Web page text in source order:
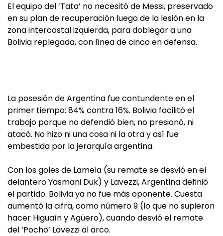
El equipo del ‘Tata’ no necesitó de Messi, preservado
en su plan de recuperación luego de la lesión en la
zona intercostal izquierda, para doblegar a una
Bolivia replegada, con línea de cinco en defensa.
La posesión de Argentina fue contundente en el
primer tiempo: 84% contra 16%. Bolivia facilitó el
trabajo porque no defendió bien, no presionó, ni
atacó. No hizo ni una cosa ni la otra y así fue
embestida por la jerarquía argentina.
Con los goles de Lamela (su remate se desvió en el
delantero Yasmani Duk) y Lavezzi, Argentina definió
el partido. Bolivia ya no fue más oponente. Cuesta
aumentó la cifra, como número 9 (lo que no supieron
hacer Higuaín y Agüero), cuando desvió el remate
del ‘Pocho’ Lavezzi al arco.